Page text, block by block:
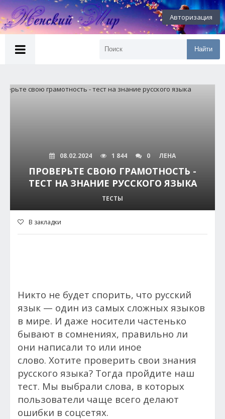
Авторизация
Найти
08.02.2024 1 844 0 ЛЕНА
ПРОВЕРЬТЕ СВОЮ ГРАМОТНОСТЬ -
ТЕСТ НА ЗНАНИЕ РУССКОГО ЯЗЫКА
ТЕСТЫ
В закладки
Никто не будет спорить, что русский
язык — один из самых сложных языков
в мире. И даже носители частенько
бывают в сомнениях, правильно ли
они написали то или иное
слово. Хотите проверить свои знания
русского языка? Тогда пройдите наш
тест. Мы выбрали слова, в которых
пользователи чаще всего делают
ошибки в соцсетях.